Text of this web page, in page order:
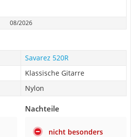
08/2026
Savarez 520R
Klassische Gitarre
‎Nylon
Nachteile
nicht besonders